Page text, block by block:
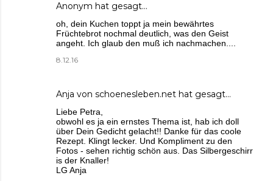
Anonym hat gesagt…
oh, dein Kuchen toppt ja mein bewährtes
Früchtebrot nochmal deutlich, was den Geist
angeht. Ich glaub den muß ich nachmachen....
8.12.16
Anja von schoenesleben.net hat gesagt…
Liebe Petra,
obwohl es ja ein ernstes Thema ist, hab ich doll
über Dein Gedicht gelacht!! Danke für das coole
Rezept. Klingt lecker. Und Kompliment zu den
Fotos - sehen richtig schön aus. Das Silbergeschirr
is der Knaller!
LG Anja